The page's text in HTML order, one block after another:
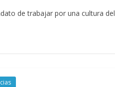
de trabajar por una cultura del